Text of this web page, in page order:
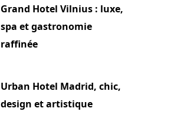
Grand Hotel Vilnius : luxe,
spa et gastronomie
raffinée
Urban Hotel Madrid, chic,
design et artistique